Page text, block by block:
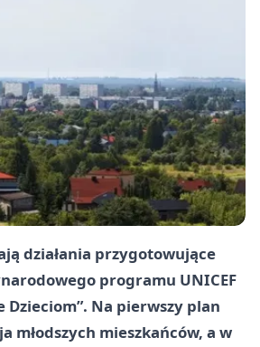
działania przygotowujące
programu UNICEF
Dzieciom”. Na pierwszy plan
młodszych mieszkańców, a w